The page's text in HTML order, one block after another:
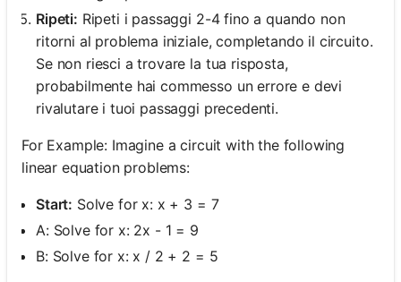
Ripeti: Ripeti i passaggi 2-4 fino a quando non
ritorni al problema iniziale, completando il circuito.
Se non riesci a trovare la tua risposta,
probabilmente hai commesso un errore e devi
rivalutare i tuoi passaggi precedenti.
For Example: Imagine a circuit with the following
linear equation problems:
Start: Solve for x: x + 3 = 7
A: Solve for x: 2x - 1 = 9
B: Solve for x: x / 2 + 2 = 5